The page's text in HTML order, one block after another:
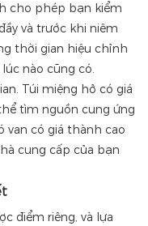
cho phép bạn kiểm
và trước khi niêm
thời gian hiệu chỉnh
nào cũng có.
Túi miệng hở có giá
tìm nguồn cung ứng
van có giá thành cao
cung cấp của bạn
điểm riêng, và lựa